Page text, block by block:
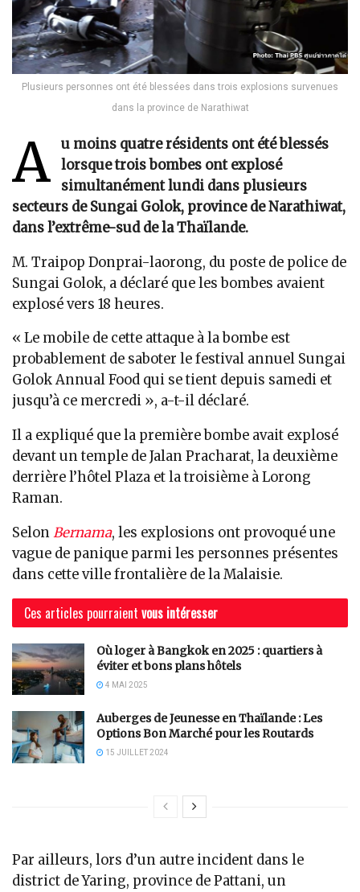
Plusieurs personnes ont été blessées dans trois explosions survenues
dans la province de Narathiwat
A
u moins quatre résidents ont été blessés
lorsque trois bombes ont explosé
simultanément lundi dans plusieurs
secteurs de Sungai Golok, province de Narathiwat,
dans l’extrême-sud de la Thaïlande.
M. Traipop Donprai-laorong, du poste de police de
Sungai Golok, a déclaré que les bombes avaient
explosé vers 18 heures.
« Le mobile de cette attaque à la bombe est
probablement de saboter le festival annuel Sungai
Golok Annual Food qui se tient depuis samedi et
jusqu’à ce mercredi », a-t-il déclaré.
Il a expliqué que la première bombe avait explosé
devant un temple de Jalan Pracharat, la deuxième
derrière l’hôtel Plaza et la troisième à Lorong
Raman.
SelonBernama, les explosions ont provoqué une
vague de panique parmi les personnes présentes
dans cette ville frontalière de la Malaisie.
Ces articles pourraient vous intéresser
Où loger à Bangkok en 2025 : quartiers à
éviter et bons plans hôtels
4 MAI 2025
Auberges de Jeunesse en Thaïlande : Les
Options Bon Marché pour les Routards
15 JUILLET 2024
Par ailleurs, lors d’un autre incident dans le
district de Yaring, province de Pattani, un